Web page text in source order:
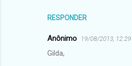
RESPONDER
Anônimo 19/08/2013, 12:29
Gilda,